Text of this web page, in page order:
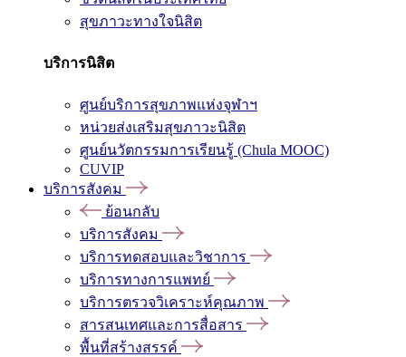
สุขภาวะทางใจนิสิต
บริการนิสิต
ศูนย์บริการสุขภาพแห่งจุฬาฯ
หน่วยส่งเสริมสุขภาวะนิสิต
ศูนย์นวัตกรรมการเรียนรู้ (Chula MOOC)
CUVIP
บริการสังคม
ย้อนกลับ
บริการสังคม
บริการทดสอบและวิชาการ
บริการทางการแพทย์
บริการตรวจวิเคราะห์คุณภาพ
สารสนเทศและการสื่อสาร
พื้นที่สร้างสรรค์